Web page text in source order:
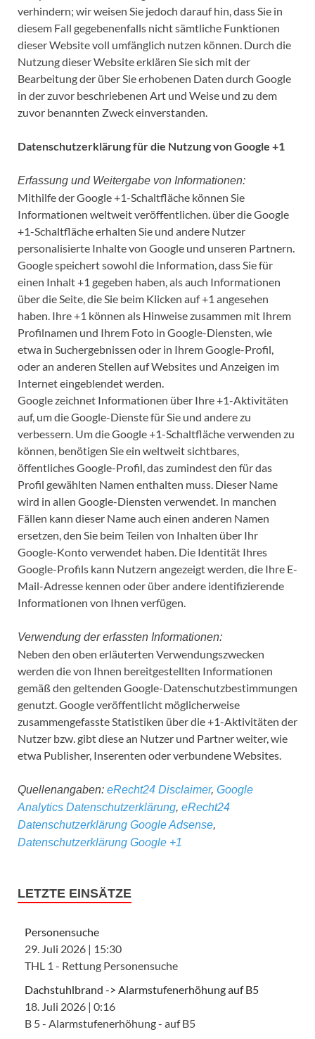
verhindern; wir weisen Sie jedoch darauf hin, dass Sie in
diesem Fall gegebenenfalls nicht sämtliche Funktionen
dieser Website voll umfänglich nutzen können. Durch die
Nutzung dieser Website erklären Sie sich mit der
Bearbeitung der über Sie erhobenen Daten durch Google
in der zuvor beschriebenen Art und Weise und zu dem
zuvor benannten Zweck einverstanden.
Datenschutzerklärung für die Nutzung von Google +1
Erfassung und Weitergabe von Informationen:
Mithilfe der Google +1-Schaltfläche können Sie
Informationen weltweit veröffentlichen. über die Google
+1-Schaltfläche erhalten Sie und andere Nutzer
personalisierte Inhalte von Google und unseren Partnern.
Google speichert sowohl die Information, dass Sie für
einen Inhalt +1 gegeben haben, als auch Informationen
über die Seite, die Sie beim Klicken auf +1 angesehen
haben. Ihre +1 können als Hinweise zusammen mit Ihrem
Profilnamen und Ihrem Foto in Google-Diensten, wie
etwa in Suchergebnissen oder in Ihrem Google-Profil,
oder an anderen Stellen auf Websites und Anzeigen im
Internet eingeblendet werden.
Google zeichnet Informationen über Ihre +1-Aktivitäten
auf, um die Google-Dienste für Sie und andere zu
verbessern. Um die Google +1-Schaltfläche verwenden zu
können, benötigen Sie ein weltweit sichtbares,
öffentliches Google-Profil, das zumindest den für das
Profil gewählten Namen enthalten muss. Dieser Name
wird in allen Google-Diensten verwendet. In manchen
Fällen kann dieser Name auch einen anderen Namen
ersetzen, den Sie beim Teilen von Inhalten über Ihr
Google-Konto verwendet haben. Die Identität Ihres
Google-Profils kann Nutzern angezeigt werden, die Ihre E-
Mail-Adresse kennen oder über andere identifizierende
Informationen von Ihnen verfügen.
Verwendung der erfassten Informationen:
Neben den oben erläuterten Verwendungszwecken
werden die von Ihnen bereitgestellten Informationen
gemäß den geltenden Google-Datenschutzbestimmungen
genutzt. Google veröffentlicht möglicherweise
zusammengefasste Statistiken über die +1-Aktivitäten der
Nutzer bzw. gibt diese an Nutzer und Partner weiter, wie
etwa Publisher, Inserenten oder verbundene Websites.
Quellenangaben: eRecht24 Disclaimer, Google
Analytics Datenschutzerklärung, eRecht24
Datenschutzerklärung Google Adsense,
Datenschutzerklärung Google +1
LETZTE EINSÄTZE
Personensuche
29. Juli 2026 | 15:30
THL 1 - Rettung Personensuche
Dachstuhlbrand -> Alarmstufenerhöhung auf B5
18. Juli 2026 | 0:16
B 5 - Alarmstufenerhöhung - auf B5